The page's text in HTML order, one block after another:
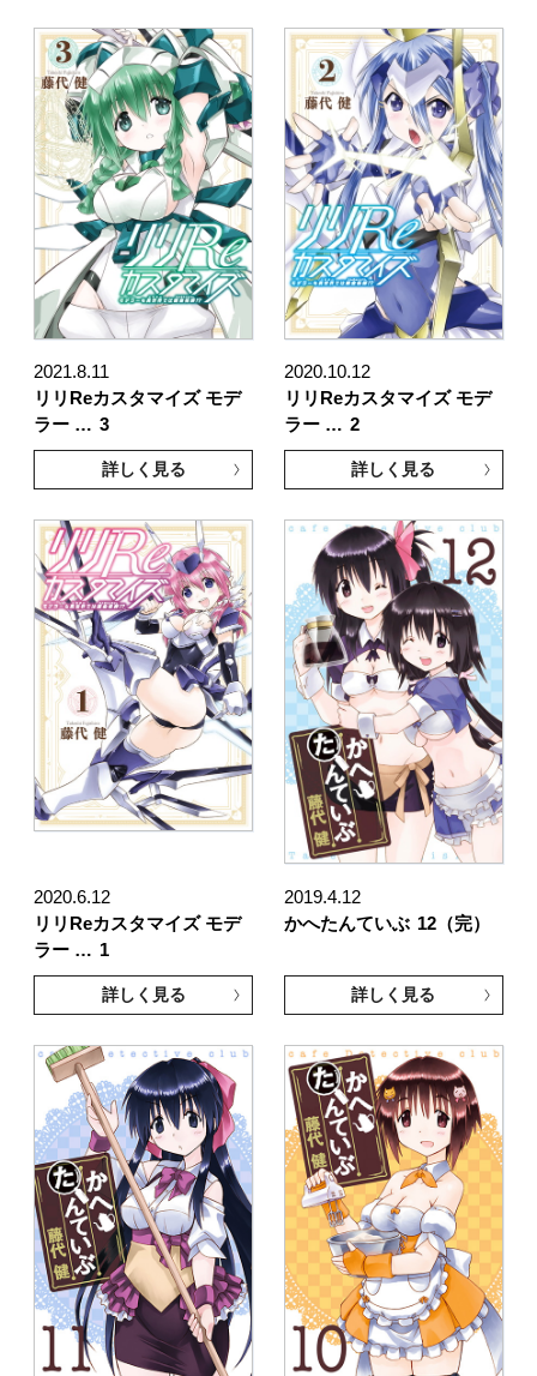
2021.8.11
リリReカスタマイズ モデ
ラー … 3
詳しく見る
2020.10.12
リリReカスタマイズ モデ
ラー … 2
詳しく見る
2020.6.12
リリReカスタマイズ モデ
ラー … 1
詳しく見る
2019.4.12
かへたんていぶ 12（完）
詳しく見る